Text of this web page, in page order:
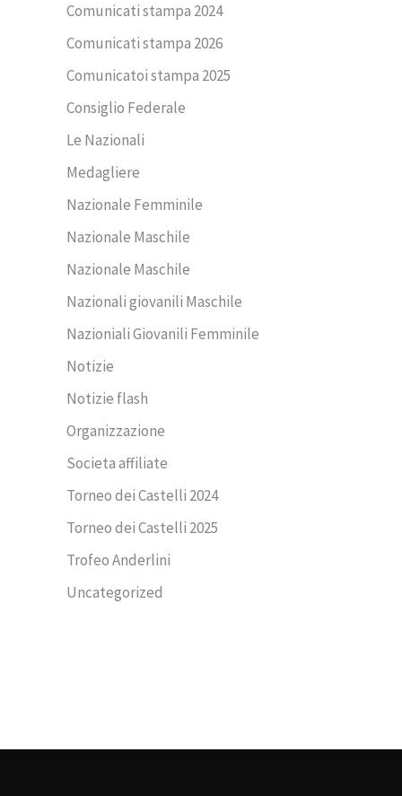
Comunicati stampa 2024
Comunicati stampa 2026
Comunicatoi stampa 2025
Consiglio Federale
Le Nazionali
Medagliere
Nazionale Femminile
Nazionale Maschile
Nazionale Maschile
Nazionali giovanili Maschile
Nazioniali Giovanili Femminile
Notizie
Notizie flash
Organizzazione
Societa affiliate
Torneo dei Castelli 2024
Torneo dei Castelli 2025
Trofeo Anderlini
Uncategorized